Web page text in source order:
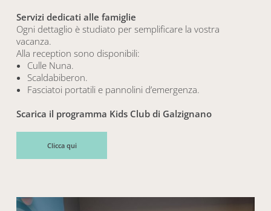
Servizi dedicati alle famiglie
Ogni dettaglio è studiato per semplificare la vostra
vacanza.
Alla reception sono disponibili:
Culle Nuna.
Scaldabiberon.
Fasciatoi portatili e pannolini d’emergenza.
Scarica il programma Kids Club di Galzignano
Clicca qui